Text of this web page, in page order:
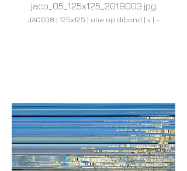
jaco_05_125x125_2019003.jpg
JAC008 | 125x125 | olie op dibond | v | -